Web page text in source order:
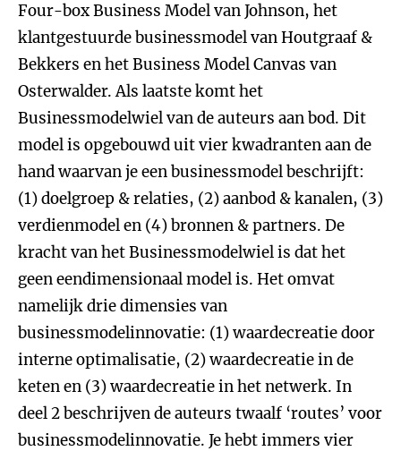
Four-box Business Model van Johnson, het
klantgestuurde businessmodel van Houtgraaf &
Bekkers en het Business Model Canvas van
Osterwalder. Als laatste komt het
Businessmodelwiel van de auteurs aan bod. Dit
model is opgebouwd uit vier kwadranten aan de
hand waarvan je een businessmodel beschrijft:
(1) doelgroep & relaties, (2) aanbod & kanalen, (3)
verdienmodel en (4) bronnen & partners. De
kracht van het Businessmodelwiel is dat het
geen eendimensionaal model is. Het omvat
namelijk drie dimensies van
businessmodelinnovatie: (1) waardecreatie door
interne optimalisatie, (2) waardecreatie in de
keten en (3) waardecreatie in het netwerk. In
deel 2 beschrijven de auteurs twaalf ‘routes’ voor
businessmodelinnovatie. Je hebt immers vier